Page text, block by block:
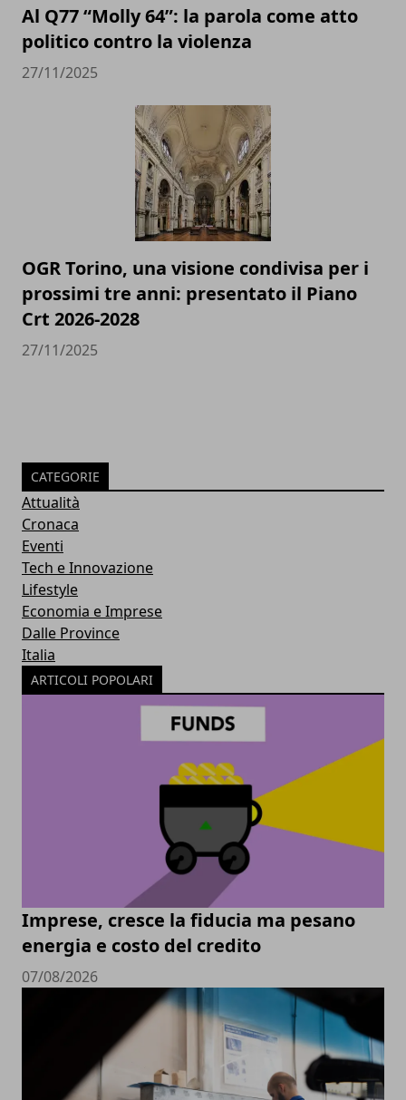
Al Q77 “Molly 64”: la parola come atto
politico contro la violenza
27/11/2025
OGR Torino, una visione condivisa per i
prossimi tre anni: presentato il Piano
Crt 2026-2028
27/11/2025
CATEGORIE
Attualità
Cronaca
Eventi
Tech e Innovazione
Lifestyle
Economia e Imprese
Dalle Province
Italia
ARTICOLI POPOLARI
Imprese, cresce la fiducia ma pesano
energia e costo del credito
07/08/2026